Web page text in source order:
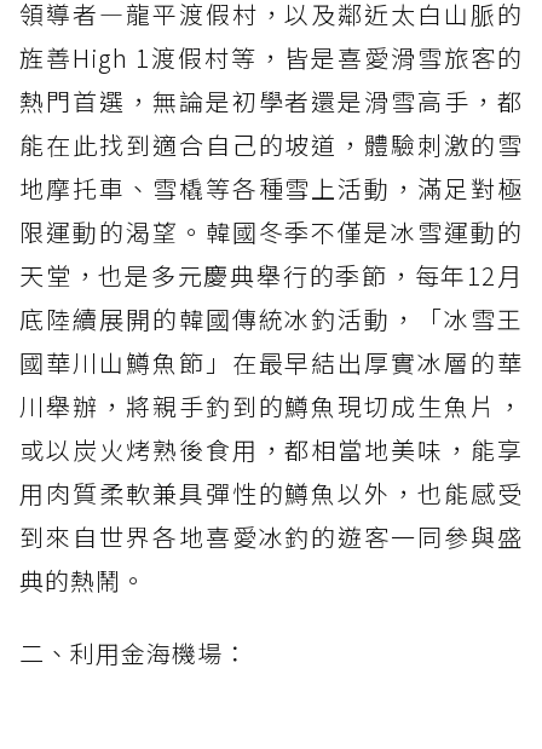
領導者—龍平渡假村，以及鄰近太白山脈的
旌善High 1渡假村等，皆是喜愛滑雪旅客的
熱門首選，無論是初學者還是滑雪高手，都
能在此找到適合自己的坡道，體驗刺激的雪
地摩托車、雪橇等各種雪上活動，滿足對極
限運動的渴望。韓國冬季不僅是冰雪運動的
天堂，也是多元慶典舉行的季節，每年12月
底陸續展開的韓國傳統冰釣活動，「冰雪王
國華川山鱒魚節」在最早結出厚實冰層的華
川舉辦，將親手釣到的鱒魚現切成生魚片，
或以炭火烤熟後食用，都相當地美味，能享
用肉質柔軟兼具彈性的鱒魚以外，也能感受
到來自世界各地喜愛冰釣的遊客一同參與盛
典的熱鬧。
二、利用金海機場：